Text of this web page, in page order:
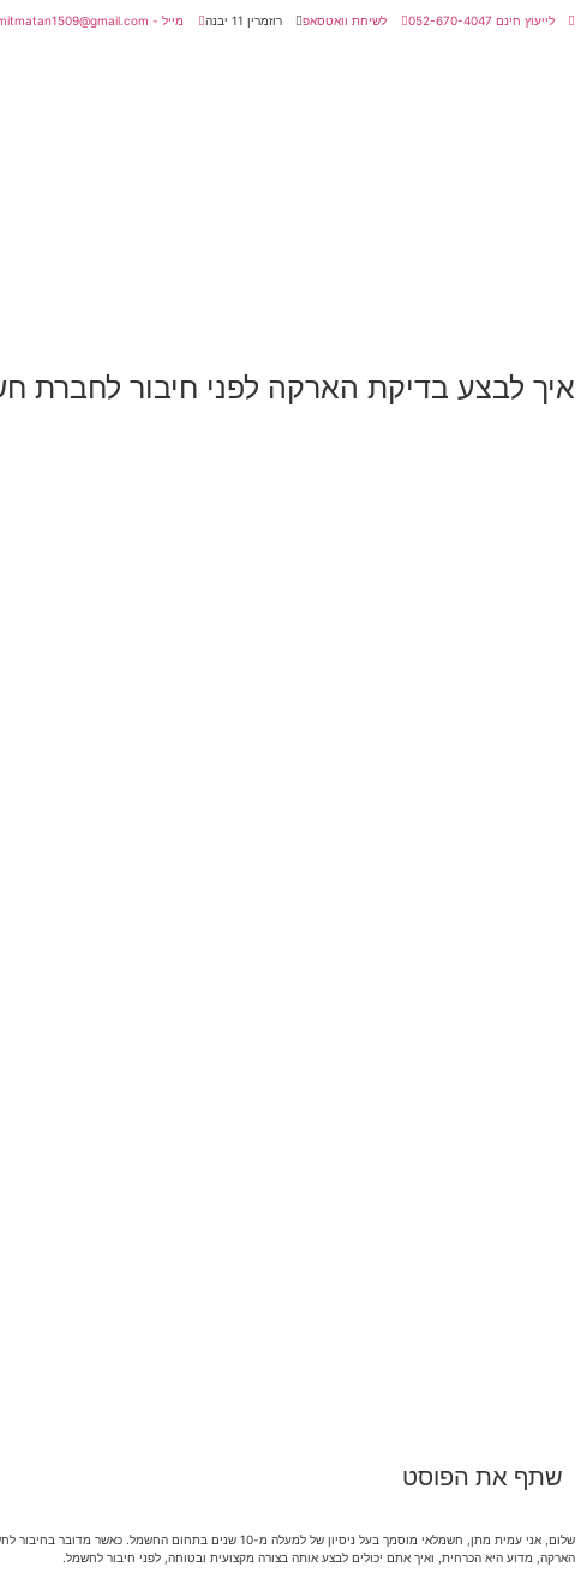
לייעוץ חינם 052-670-4047 לשיחת וואטסאפ רוזמרין 11 יבנה מייל - amitmatan1509@gmail.com
איך לבצע בדיקת הארקה לפני חיבור לחברת
שתף את הפוסט
שלום, אני עמית מתן, חשמלאי מוסמך בעל ניסיון של
הארקה, מדוע היא הכרחית, ואיך אתם יכולים לבצע אותה בצורה מקצועית ובטוחה, לפני חיבור לחשמל.